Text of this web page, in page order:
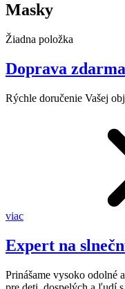
Masky
Žiadna položka
Doprava
Rýchle doručenie Vašej
viac
Expert na
Prinášame vysoko odolné